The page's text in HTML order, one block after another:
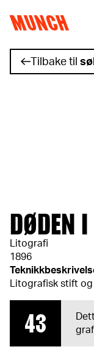
Hopp til innhold
MUNCH
Tilbake til
DØDEN
Litografi
1896
Litografisk stift
43